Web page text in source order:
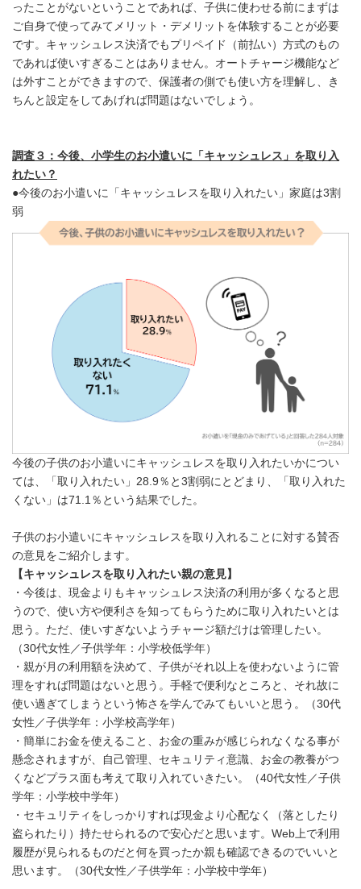
ったことがないということであれば、子供に使わせる前にまずは
ご自身で使ってみてメリット・デメリットを体験することが必要
です。キャッシュレス決済でもプリペイド（前払い）方式のもの
であれば使いすぎることはありません。オートチャージ機能など
は外すことができますので、保護者の側でも使い方を理解し、き
ちんと設定をしてあげれば問題はないでしょう。
調査３：今後、小学生のお小遣いに「キャッシュレス」を取り入
れたい？
●今後のお小遣いに「キャッシュレスを取り入れたい」家庭は3割
弱
今後の子供のお小遣いにキャッシュレスを取り入れたいかについ
ては、「取り入れたい」28.9％と3割弱にとどまり、「取り入れた
くない」は71.1％という結果でした。
子供のお小遣いにキャッシュレスを取り入れることに対する賛否
の意見をご紹介します。
【キャッシュレスを取り入れたい親の意見】
・今後は、現金よりもキャッシュレス決済の利用が多くなると思
うので、使い方や便利さを知ってもらうために取り入れたいとは
思う。ただ、使いすぎないようチャージ額だけは管理したい。
（30代女性／子供学年：小学校低学年）
・親が月の利用額を決めて、子供がそれ以上を使わないように管
理をすれば問題はないと思う。手軽で便利なところと、それ故に
使い過ぎてしまうという怖さを学んでみてもいいと思う。（30代
女性／子供学年：小学校高学年）
・簡単にお金を使えること、お金の重みが感じられなくなる事が
懸念されますが、自己管理、セキュリティ意識、お金の教養がつ
くなどプラス面も考えて取り入れていきたい。（40代女性／子供
学年：小学校中学年）
・セキュリティをしっかりすれば現金より心配なく（落としたり
盗られたり）持たせられるので安心だと思います。Web上で利用
履歴が見られるものだと何を買ったか親も確認できるのでいいと
思います。（30代女性／子供学年：小学校中学年）